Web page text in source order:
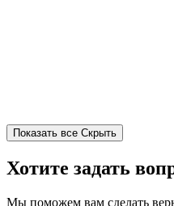
Показать все Скрыть
Хотите задать
Мы поможем вам сделать